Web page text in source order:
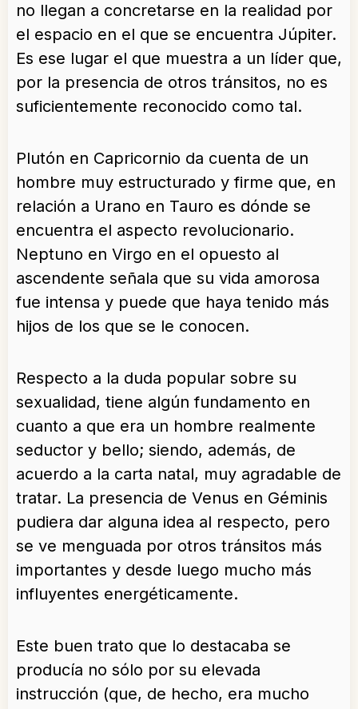
no llegan a concretarse en la realidad por
el espacio en el que se encuentra Júpiter.
Es ese lugar el que muestra a un líder que,
por la presencia de otros tránsitos, no es
suficientemente reconocido como tal.
Plutón en Capricornio da cuenta de un
hombre muy estructurado y firme que, en
relación a Urano en Tauro es dónde se
encuentra el aspecto revolucionario.
Neptuno en Virgo en el opuesto al
ascendente señala que su vida amorosa
fue intensa y puede que haya tenido más
hijos de los que se le conocen.
Respecto a la duda popular sobre su
sexualidad, tiene algún fundamento en
cuanto a que era un hombre realmente
seductor y bello; siendo, además, de
acuerdo a la carta natal, muy agradable de
tratar. La presencia de Venus en Géminis
pudiera dar alguna idea al respecto, pero
se ve menguada por otros tránsitos más
importantes y desde luego mucho más
influyentes energéticamente.
Este buen trato que lo destacaba se
producía no sólo por su elevada
instrucción (que, de hecho, era mucho